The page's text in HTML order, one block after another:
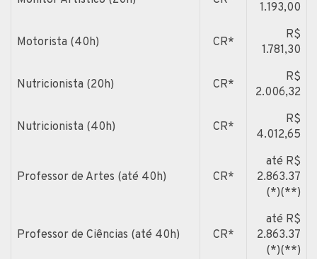
1.193,00
Motorista (40h) CR*
R$
1.781,30
Nutricionista (20h) CR*
R$
2.006,32
Nutricionista (40h) CR*
R$
4.012,65
Professor de Artes (até 40h) CR*
até R$
2.863.37
(*)(**)
Professor de Ciências (até 40h) CR*
até R$
2.863.37
(*)(**)